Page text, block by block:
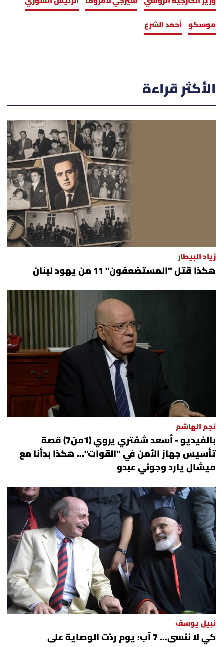
موسكو أحمد الشرع
الأكثر قراءة
زياد البيطار
هكذا قتل "المستضعفون" 11 من يهود لبنان
نجم الهاشم
بالفيديو - أسعد شفتري يروي (1من7) قصة
تأسيس جهاز الأمن في "القوات"... هكذا بدأنا مع
ميشال يارد وجوني عبدو
نبيل يوسف
كي لا ننسى... 7 آب: يوم ردّت الوصاية على